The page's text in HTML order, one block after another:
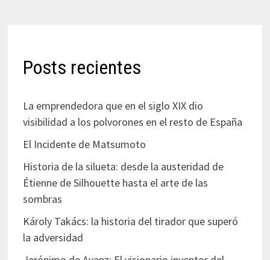
Posts recientes
La emprendedora que en el siglo XIX dio
visibilidad a los polvorones en el resto de España
El Incidente de Matsumoto
Historia de la silueta: desde la austeridad de
Étienne de Silhouette hasta el arte de las
sombras
Károly Takács: la historia del tirador que superó
la adversidad